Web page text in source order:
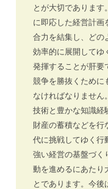
とが大切でありま
に即応した経営計画
合力を結集し、どの
効率的に展開してゆ
発揮することが肝要
競争を勝抜くために
なければなりません
技術と豊かな知識経
財産の蓄積などを行
代に挑戦してゆく行
強い経営の基盤づく
動を進めるにあたり
とであります。今